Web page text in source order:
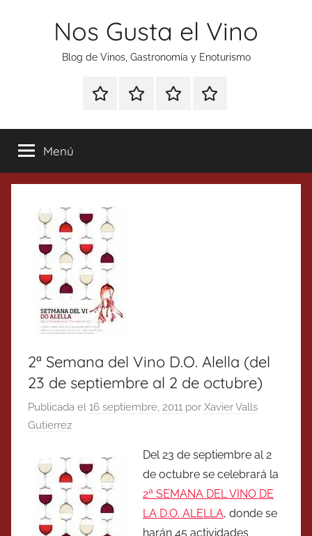
Nos Gusta el Vino
Blog de Vinos, Gastronomía y Enoturismo
Especial
Tonics
Enoturismo
Gastronomía
RankingContacto
Menú
2ª Semana del Vino D.O. Alella (del
23 de septiembre al 2 de octubre)
Publicada el 16 septiembre, 2011 por Xavier Valls
Gutierrez
Del 23 de septiembre al 2
de octubre se celebrará la
2ª SEMANA DEL VINO DE
LA D.O. ALELLA, donde se
harán 45 actividades